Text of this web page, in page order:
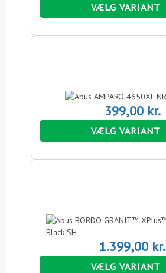
VÆLG VARIANT
399,00 kr.
VÆLG VARIANT
1.399,00 kr.
VÆLG VARIANT